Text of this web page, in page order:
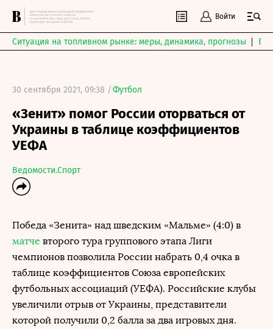
Войти
Ситуация на топливном рынке: меры, динамика, прогнозы
30 сентября 2021, 09:38 /Футбол
«Зенит» помог России оторваться от
Украины в таблице коэффициентов
УЕФА
Ведомости.Спорт
Победа «Зенита» над шведским «Мальме» (4:0) в
матче второго тура группового этапа Лиги
чемпионов позволила России набрать 0,4 очка в
таблице коэффициентов Союза европейских
футбольных ассоциаций (УЕФА). Российские клубы
увеличили отрыв от Украины, представители
которой получили 0,2 балла за два игровых дня.